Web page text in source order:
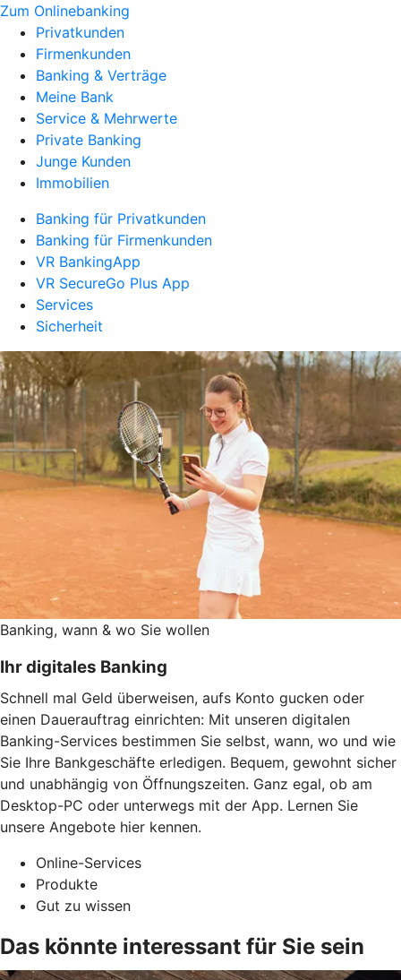
Zum Onlinebanking
Privatkunden
Firmenkunden
Banking & Verträge
Meine Bank
Service & Mehrwerte
Private Banking
Junge Kunden
Immobilien
Banking für Privatkunden
Banking für Firmenkunden
VR BankingApp
VR SecureGo Plus App
Services
Sicherheit
Banking, wann & wo Sie wollen
Ihr digitales Banking
Schnell mal Geld überweisen, aufs Konto gucken oder
einen Dauerauftrag einrichten: Mit unseren digitalen
Banking-Services bestimmen Sie selbst, wann, wo und wie
Sie Ihre Bankgeschäfte erledigen. Bequem, gewohnt sicher
und unabhängig von Öffnungszeiten. Ganz egal, ob am
Desktop-PC oder unterwegs mit der App. Lernen Sie
unsere Angebote hier kennen.
Online-Services
Produkte
Gut zu wissen
Das könnte interessant für Sie sein